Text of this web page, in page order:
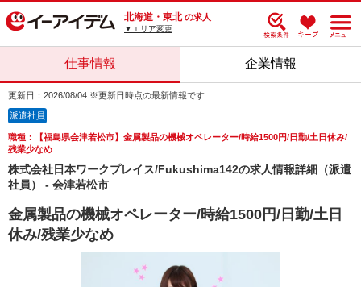
北海道・東北 の求人
▼エリア変更
仕事情報 企業情報
更新日：2026/08/04 ※更新日時点の最新情報です
派遣社員
職種：【福島県会津若松市】金属製品の機械オペレーター/時給1500円/日勤/土日休み/
残業少なめ
株式会社日本ワークプレイス/Fukushima142の求人情報詳細（派遣
社員） - 会津若松市
金属製品の機械オペレーター/時給1500円/日勤/土日
休み/残業少なめ